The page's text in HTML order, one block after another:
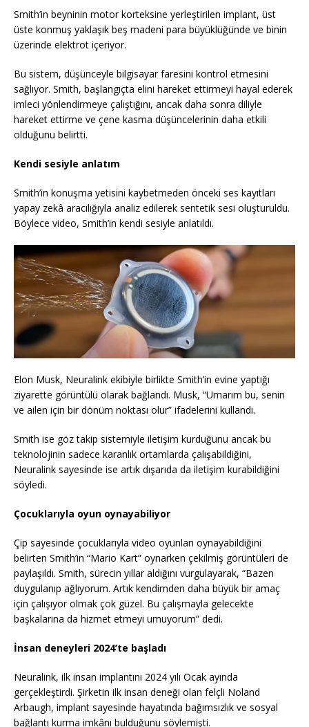
Smith’in beyninin motor korteksine yerleştirilen implant, üst
üste konmuş yaklaşık beş madeni para büyüklüğünde ve binin
üzerinde elektrot içeriyor.
Bu sistem, düşünceyle bilgisayar faresini kontrol etmesini
sağlıyor. Smith, başlangıçta elini hareket ettirmeyi hayal ederek
imleci yönlendirmeye çalıştığını, ancak daha sonra diliyle
hareket ettirme ve çene kasma düşüncelerinin daha etkili
olduğunu belirtti.
Kendi sesiyle anlatım
Smith’in konuşma yetisini kaybetmeden önceki ses kayıtları
yapay zekâ aracılığıyla analiz edilerek sentetik sesi oluşturuldu.
Böylece video, Smith’in kendi sesiyle anlatıldı.
Elon Musk, Neuralink ekibiyle birlikte Smith’in evine yaptığı
ziyarette görüntülü olarak bağlandı. Musk, “Umarım bu, senin
ve ailen için bir dönüm noktası olur” ifadelerini kullandı.
Smith ise göz takip sistemiyle iletişim kurduğunu ancak bu
teknolojinin sadece karanlık ortamlarda çalışabildiğini,
Neuralink sayesinde ise artık dışarıda da iletişim kurabildiğini
söyledi.
Çocuklarıyla oyun oynayabiliyor
Çip sayesinde çocuklarıyla video oyunları oynayabildiğini
belirten Smith’in “Mario Kart” oynarken çekilmiş görüntüleri de
paylaşıldı. Smith, sürecin yıllar aldığını vurgulayarak, “Bazen
duygulanıp ağlıyorum. Artık kendimden daha büyük bir amaç
için çalışıyor olmak çok güzel. Bu çalışmayla gelecekte
başkalarına da hizmet etmeyi umuyorum” dedi.
İnsan deneyleri 2024’te başladı
Neuralink, ilk insan implantını 2024 yılı Ocak ayında
gerçekleştirdi. Şirketin ilk insan deneği olan felçli Noland
Arbaugh, implant sayesinde hayatında bağımsızlık ve sosyal
bağlantı kurma imkânı bulduğunu söylemişti.